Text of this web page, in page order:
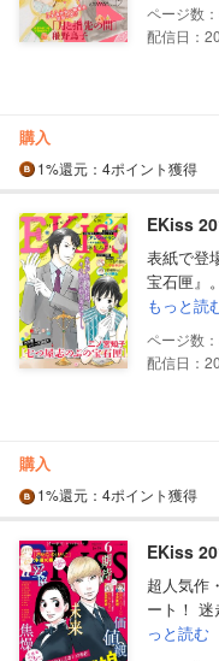
配信日：
購入
1%還元 ：4ポイント獲得
EKiss
表紙で登
宝石匣』
もっと読
配信日：
購入
1%還元 ：4ポイント獲得
EKiss
超人気作
ート！
っと読む